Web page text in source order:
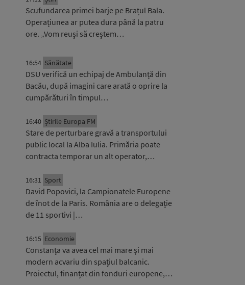
Scufundarea primei barje pe Brațul Bala.
Operațiunea ar putea dura până la patru
ore. „Vom reuși să creștem…
16:54 Sănătate
DSU verifică un echipaj de Ambulanță din
Bacău, după imagini care arată o oprire la
cumpărături în timpul…
16:40 Știrile Europa FM
Stare de perturbare gravă a transportului
public local la Alba Iulia. Primăria poate
contracta temporar un alt operator,…
16:31 Sport
David Popovici, la Campionatele Europene
de înot de la Paris. România are o delegație
de 11 sportivi |…
16:15 Economie
Constanța va avea cel mai mare și mai
modern acvariu din spațiul balcanic.
Proiectul, finanțat din fonduri europene,…